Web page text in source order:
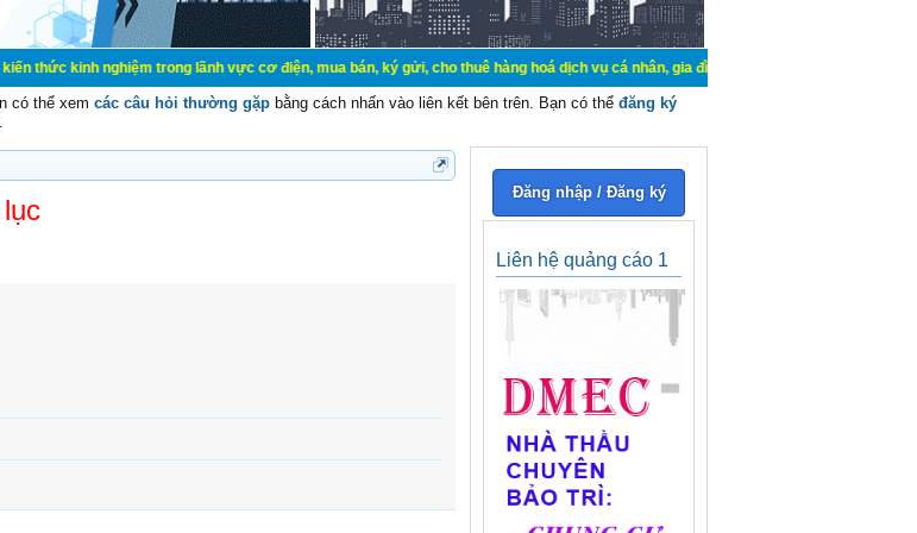
nghiệm trong lãnh vực cơ điện, mua bán, ký gửi, cho thuê hàng hoá dịch vụ cá nhân, gia đình. Mua bán, ký gửi, cho thuê thiết bị
có thể xem các câu hỏi thường gặp bằng cách nhấn vào liên kết bên trên. Bạn có thể đăng ký
Đăng nhập / Đăng ký
Liên hệ quảng cáo 1